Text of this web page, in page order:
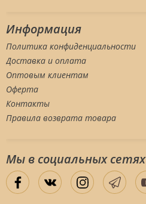
Информация
Политика конфиденциальности
Доставка и оплата
Оптовым клиентам
Оферта
Контакты
Правила возврата товара
Мы в социальных сетяx